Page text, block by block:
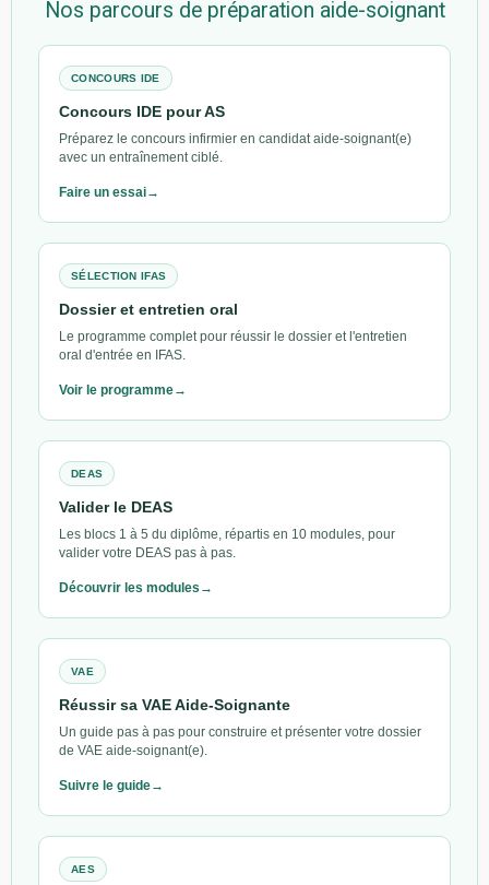
Nos parcours de préparation aide-soignant
CONCOURS IDE
Concours IDE pour AS
Préparez le concours infirmier en candidat aide-soignant(e)
avec un entraînement ciblé.
Faire un essai
SÉLECTION IFAS
Dossier et entretien oral
Le programme complet pour réussir le dossier et l'entretien
oral d'entrée en IFAS.
Voir le programme
DEAS
Valider le DEAS
Les blocs 1 à 5 du diplôme, répartis en 10 modules, pour
valider votre DEAS pas à pas.
Découvrir les modules
VAE
Réussir sa VAE Aide-Soignante
Un guide pas à pas pour construire et présenter votre dossier
de VAE aide-soignant(e).
Suivre le guide
AES